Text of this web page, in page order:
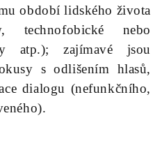
období lidského života
technofobické nebo
atp.); zajímavé jsou
s odlišením hlasů,
dialogu (nefunkčního,